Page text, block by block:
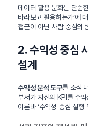
데이터 활용 문화는 단순
바라보고 활용하는가’에
접근이 아닌 사람 중심의
2. 수익성 중심
설계
수익성 분석 도구를 조직
부서가 자신의 KPI를 수
이른바 ‘수익성 중심 실행